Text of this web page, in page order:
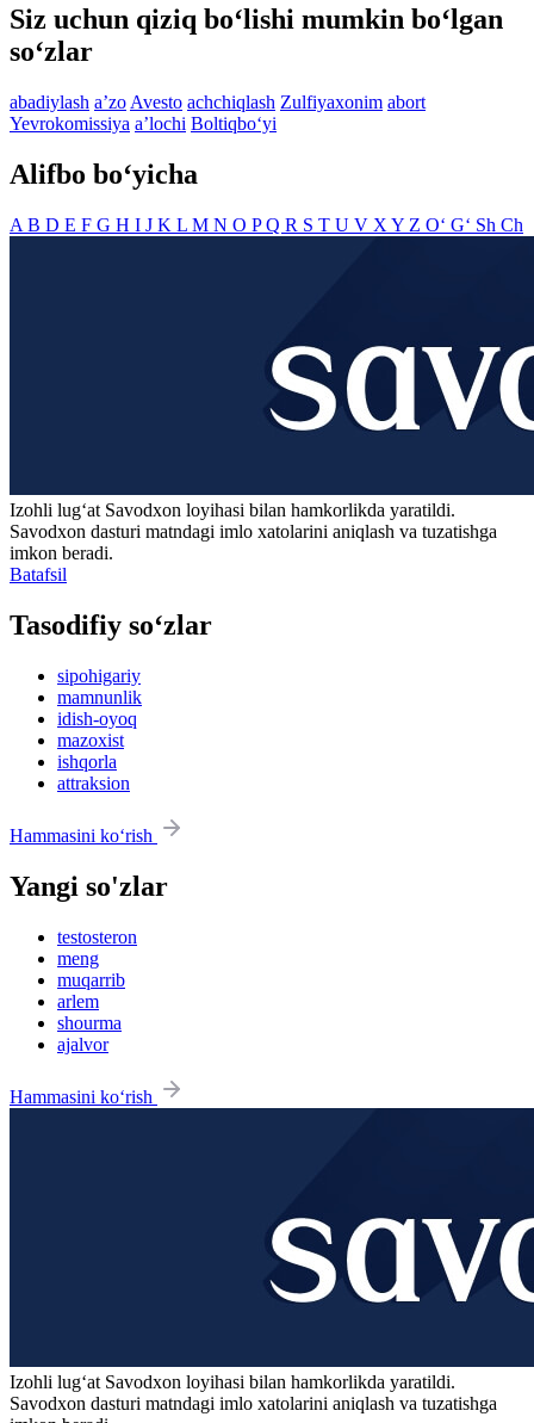
Siz uchun qiziq bo‘lishi mumkin bo‘lgan
so‘zlar
abadiylash aʼzo Avesto achchiqlash Zulfiyaxonim abort
Yevrokomissiya aʼlochi Boltiqbo‘yi
Alifbo bo‘yicha
A B D E F G H I J K L M N O PQ R S T U V X Y Z O‘ G‘ Sh Ch
Izohli lugʻat Savodxon loyihasi bilan hamkorlikda yaratildi.
Savodxon dasturi matndagi imlo xatolarini aniqlash va tuzatishga
imkon beradi.
Batafsil
Tasodifiy so‘zlar
sipohigariy
mamnunlik
idish-oyoq
mazoxist
ishqorla
attraksion
Hammasini ko‘rish
Yangi so'zlar
testosteron
meng
muqarrib
arlem
shourma
ajalvor
Hammasini ko‘rish
Izohli lugʻat Savodxon loyihasi bilan hamkorlikda yaratildi.
Savodxon dasturi matndagi imlo xatolarini aniqlash va tuzatishga